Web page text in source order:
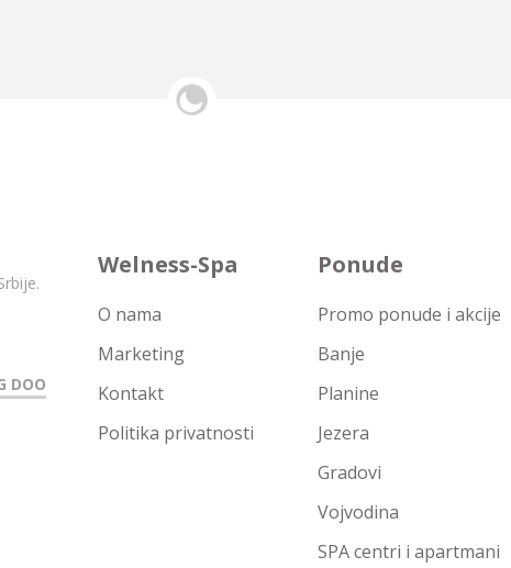
DOO
Welness-Spa
O nama
Marketing
Kontakt
Politika privatnosti
Ponude
Promo ponude i akcije
Banje
Planine
Jezera
Gradovi
Vojvodina
SPA centri i apartmani